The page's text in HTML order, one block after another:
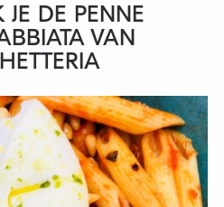
DE PENNE
VAN